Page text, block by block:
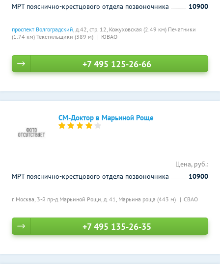
проспект Волгоградский, д.42, стр. 12, Кожуховская (2.49 км) Печатники
(1.74 км) Текстильщики (389 м) ЮВАО
МРТ пояснично-крестцового отдела позвоночника
10900
+7 495 125-26-66
СМ-Доктор в Марьиной Роще
г. Москва, 3-й пр-д Марьиной Рощи, д. 41, Марьина роща (443 м) СВАО
Цена, руб.:
МРТ пояснично-крестцового отдела позвоночника
10900
+7 495 135-26-35